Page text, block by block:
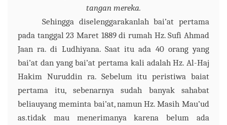
tangan mereka.
Sehingga diselenggarakanlah bai’at pertama
pada tanggal 23 Maret 1889 di rumah Hz. Sufi Ahmad
Jaan ra.di Ludhiyana. Saat itu ada 40 orang yang
bai’at dan yang bai’at pertama kali adalah Hz. Al-Haj
Hakim Nuruddin ra. Sebelum itu peristiwa baiat
pertama itu, sebenarnya sudah banyak sahabat
beliauyang meminta bai’at,namun Hz. Masih Mau’ud
as.tidak mau menerimanya karena belum ada